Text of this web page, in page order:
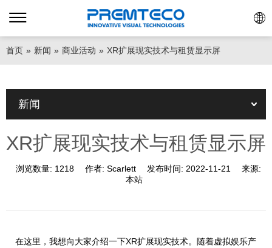
首页 » 新闻 » 商业活动 » XR扩展现实技术与租赁显示屏
新闻
XR扩展现实技术与租赁显示屏
浏览数量: 1218 作者: Scarlett 发布时间: 2022-11-21
来源:
本站
在这里，我想向大家介绍一下XR扩展现实技术。随着虚拟娱乐产